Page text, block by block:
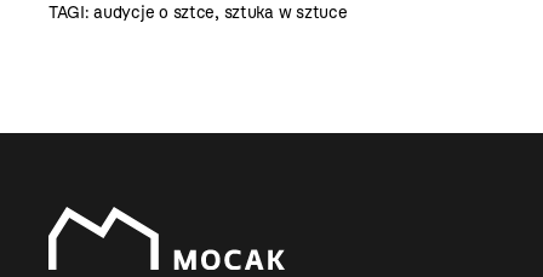
TAGI:audycje o sztce, sztuka w sztuce